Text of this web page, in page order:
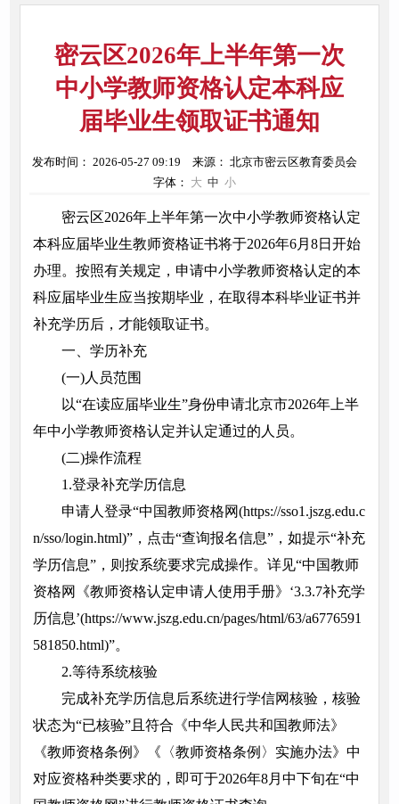
密云区2026年上半年第一次
中小学教师资格认定本科应
届毕业生领取证书通知
发布时间： 2026-05-27 09:19
来源： 北京市密云区教育委员会
字体： 大 中 小
密云区2026年上半年第一次中小学教师资格认定
本科应届毕业生教师资格证书将于2026年6月8日开始
办理。按照有关规定，申请中小学教师资格认定的本
科应届毕业生应当按期毕业，在取得本科毕业证书并
补充学历后，才能领取证书。
一、学历补充
(一)人员范围
以“在读应届毕业生”身份申请北京市2026年上半
年中小学教师资格认定并认定通过的人员。
(二)操作流程
1.登录补充学历信息
申请人登录“中国教师资格网(https://sso1.jszg.edu.c
n/sso/login.html)”，点击“查询报名信息”，如提示“补充
学历信息”，则按系统要求完成操作。详见“中国教师
资格网《教师资格认定申请人使用手册》‘3.3.7补充学
历信息’(https://www.jszg.edu.cn/pages/html/63/a6776591
581850.html)”。
2.等待系统核验
完成补充学历信息后系统进行学信网核验，核验
状态为“已核验”且符合《中华人民共和国教师法》
《教师资格条例》《〈教师资格条例〉实施办法》中
对应资格种类要求的，即可于2026年8月中下旬在“中